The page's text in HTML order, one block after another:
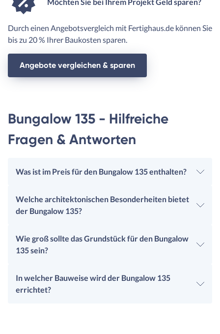
Durch einen Angebotsvergleich mit Fertighaus.de können Sie
bis zu 20 % Ihrer Baukosten sparen.
Angebote vergleichen & sparen
Bungalow 135 - Hilfreiche
Fragen & Antworten
Was ist im Preis für den Bungalow 135 enthalten?
Welche architektonischen Besonderheiten bietet
der Bungalow 135?
Wie groß sollte das Grundstück für den Bungalow
135 sein?
In welcher Bauweise wird der Bungalow 135
errichtet?